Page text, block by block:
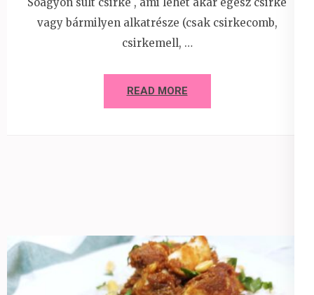
vagy bármilyen alkatrésze (csak csirkecomb,
csirkemell, …
READ MORE